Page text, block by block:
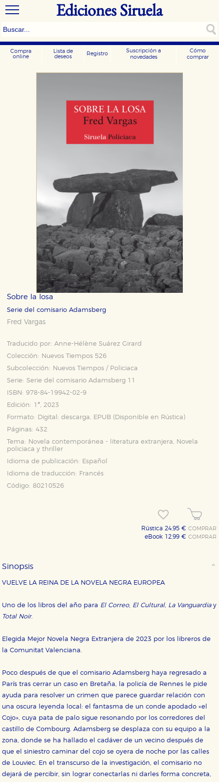
Ediciones Siruela
Compra
online
Lista de
deseos
Registro
Suscripción a
novedades
Cómo
comprar
Sobre la losa
Serie del comisario Adamsberg
Fred Vargas
Traducido por: Anne-Hélène Suárez Girard
Colección:
Nuevos Tiempos 526
Subcolección:
Nuevos Tiempos / Policiaca
Serie: Serie del comisario Adamsberg 11
ISBN: 978-84-19942-02-9
Edición: 1ª, 2023
Formato:
Digital: descarga, EPUB (Disponible en Rústica )
Páginas: 432
Tema:
Novela contemporánea - literatura extranjera, Novela
policiaca y thriller
Idioma de publicación:
Español
Idioma de traducción:
Francés
Código: 80210526
Rústica 24,95 €COMPRAR
eBook 12,99 €COMPRAR
Sinopsis
VUELVE LA REINA DE LA NOVELA NEGRA EUROPEA
Uno de los libros del año para El Correo, El Cultural, La Vanguardiay
Total Noir.
Elegida Mejor Novela Negra Extranjera de 2023 por los libreros de
la Comunitat Valenciana.
Poco después de que el comisario Adamsberg haya regresado a
París tras cerrar un caso en Bretaña, la policía de Rennes le pide
ayuda para resolver un crimen que parece guardar relación con
una oscura leyenda local: el fantasma de un conde apodado «el
Cojo», cuya pata de palo sigue resonando por los corredores del
castillo de Combourg. Adamsberg se desplaza con su equipo a la
zona, donde se ha hallado el cadáver de un vecino después de
que el siniestro caminar del cojo se oyera de noche por las calles
de Louviec. En el transcurso de la investigación, el comisario no
dejará de percibir, sin lograr conectarlas ni darles forma concreta,